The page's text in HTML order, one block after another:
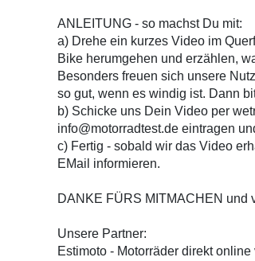
ANLEITUNG - so machst Du mit:
a) Drehe ein kurzes Video im
Bike herumgehen und erzählen,
Besonders freuen sich unsere
so gut, wenn es windig ist. Dann
b) Schicke uns Dein Video per
info@motorradtest.de eintragen
c) Fertig - sobald wir das Video
EMail informieren.
DANKE FÜRS MITMACHEN und
Unsere Partner:
Estimoto - Motorräder direkt